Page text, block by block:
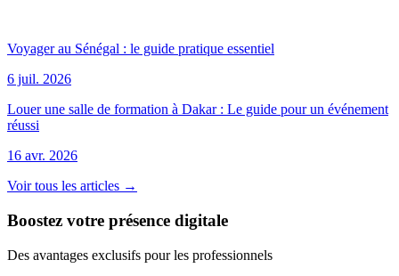
Voyager au Sénégal : le guide pratique essentiel
6 juil. 2026
Louer une salle de formation à Dakar : Le guide pour un événement
réussi
16 avr. 2026
Voir tous les articles →
Boostez votre présence digitale
Des avantages exclusifs pour les professionnels